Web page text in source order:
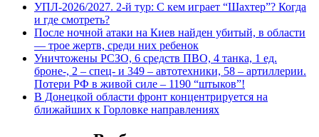
УПЛ-2026/2027. 2-й тур: С кем играет “Шахтер”? Когда
и где смотреть?
После ночной атаки на Киев найден убитый, в области
— трое жертв, среди них ребенок
Уничтожены РСЗО, 6 средств ПВО, 4 танка, 1 ед.
броне-, 2 – спец- и 349 – автотехники, 58 – артиллерии.
Потери РФ в живой силе – 1190 “штыков”!
В Донецкой области фронт концентрируется на
ближайших к Горловке направлениях